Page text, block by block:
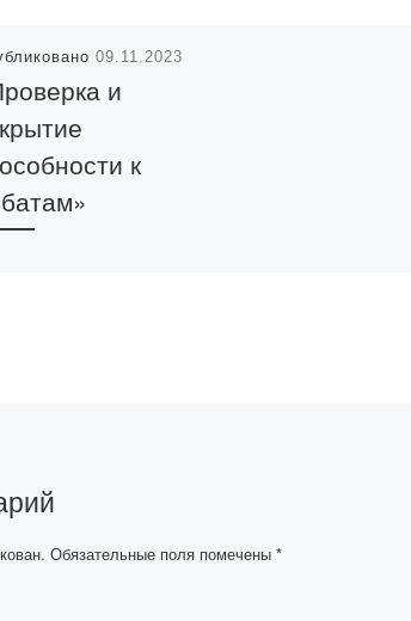
09.11.2023
и
к
[…]
Обязательные поля помечены *